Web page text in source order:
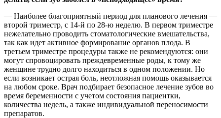
— Наиболее благоприятный период для планового лечения —
второй триместр, с 14-й по 28-ю неделю. В первом триместре
нежелательно проводить стоматологические вмешательства,
так как идет активное формирование органов плода. В
третьем триместре процедуры также не рекомендуются: они
могут спровоцировать преждевременные роды, к тому же
женщине трудно долго находиться в одном положении. Но
если возникает острая боль, неотложная помощь оказывается
на любом сроке. Врач подбирает безопасное лечение зубов во
время беременности с учетом состояния пациентки,
количества недель, а также индивидуальной переносимости
препаратов.